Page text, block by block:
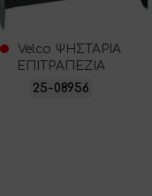
Velco ΨΗΣΤΑΡΙΑ
ΕΠΙΤΡΑΠΕΖΙΑ
25-08956